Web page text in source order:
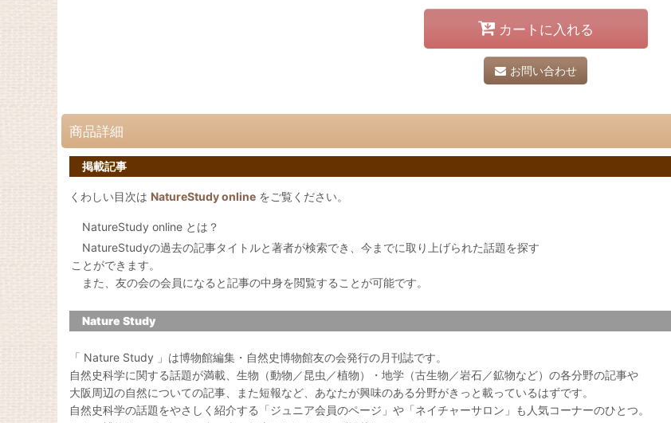
カートに入れる
お問い合わせ
商品詳細
掲載記事
くわしい目次は NatureStudy online をご覧ください。
NatureStudy online とは？
NatureStudyの過去の記事タイトルと著者が検索でき、今までに取り上げられた話題を探す
ことができます。
また、友の会の会員になると記事の中身を閲覧することが可能です。
Nature Study
「 Nature Study 」は博物館編集・自然史博物館友の会発行の月刊誌です。
自然史科学に関する話題が満載、生物（動物／昆虫／植物）・地学（古生物／岩石／鉱物など）の各分野の記事や
大阪周辺の自然についての記事、また短報など、あなたが興味のある分野がきっと載っているはずです。
自然史科学の話題をやさしく紹介する「ジュニア会員のページ」や「ネイチャーサロン」も人気コーナーのひとつ。